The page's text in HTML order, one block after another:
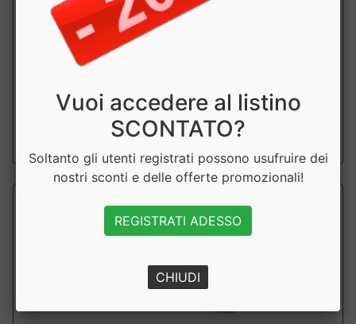
Master Race
Cetilar Nutrition
Integratore alimentare a base di preparato di acidi grassi
a partire da € 24.75
Vuoi accedere al listino
SCONTATO?
Soltanto gli utenti registrati possono usufruire dei
nostri sconti e delle offerte promozionali!
REGISTRATI ADESSO
CHIUDI